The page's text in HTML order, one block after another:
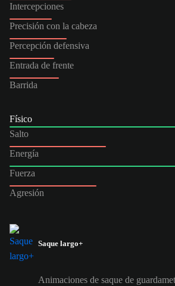
Intercepciones
Precisión con la cabeza
Percepción defensiva
Entrada de frente
Barrida
Físico
Salto
Energía
Fuerza
Agresión
Saque largo+
Animaciones de saque de